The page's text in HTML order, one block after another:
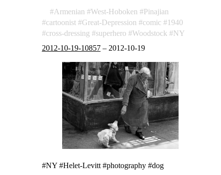
Armenian West-Hoboken
Pinajian
cartoonist
Great-Depression comic
1940
cross-dressing
superhero Woodstock
NY
2012-10-19-10857– 2012-10-19
#NY #Helet-Levitt #photography #dog